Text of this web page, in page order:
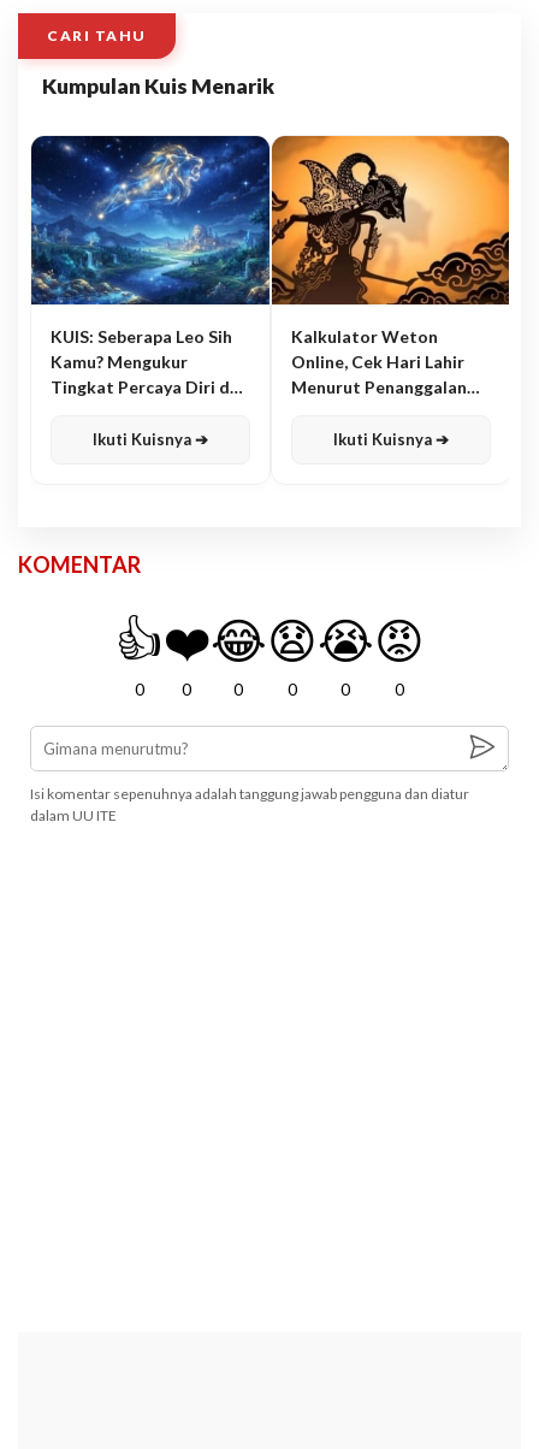
CARI TAHU
Kumpulan Kuis Menarik
KUIS: Seberapa Leo Sih
Kamu? Mengukur
Tingkat Percaya Diri dan
Ikuti Kuisnya ➔
Kalkulator Weton
Online, Cek Hari Lahir
Menurut Penanggalan
Ikuti Kuisnya ➔
KOMENTAR
👍
0
❤️
0
😂
0
😧
0
😭
0
😡
0
Isi komentar sepenuhnya adalah tanggung jawab pengguna dan diatur
dalam UU ITE